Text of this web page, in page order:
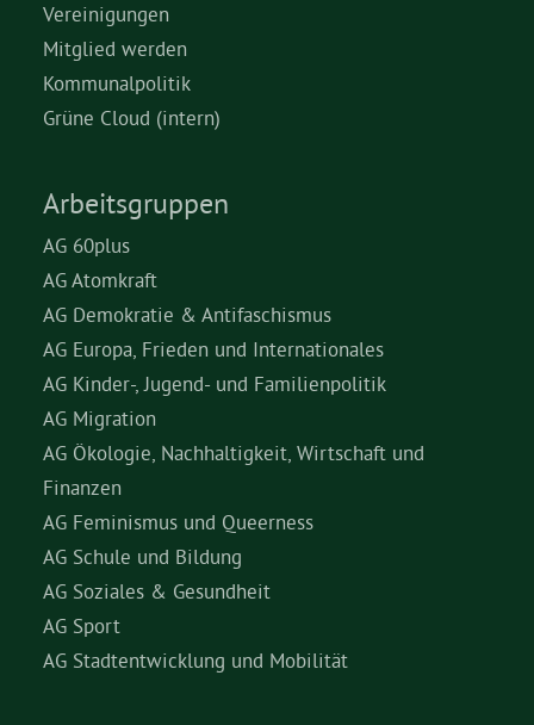
Vereinigungen
Mitglied werden
Kommunalpolitik
Grüne Cloud (intern)
Arbeitsgruppen
AG 60plus
AG Atomkraft
AG Demokratie & Antifaschismus
AG Europa, Frieden und Internationales
AG Kinder-, Jugend- und Familienpolitik
AG Migration
AG Ökologie, Nachhaltigkeit, Wirtschaft und
Finanzen
AG Feminismus und Queerness
AG Schule und Bildung
AG Soziales & Gesundheit
AG Sport
AG Stadtentwicklung und Mobilität